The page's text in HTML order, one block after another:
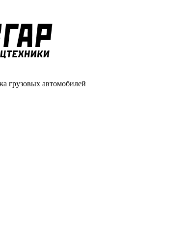
грузовых автомобилей